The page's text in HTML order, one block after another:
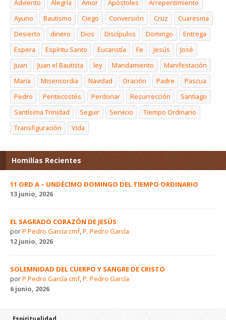
Adviento Alegría Amor Apóstoles
Arrepentimiento
Ayuno
Bautismo Ciego Conversión Cruz
Cuaresma
Desierto
dinero Dios Discípulos Domingo
Entrega
Espera
Espíritu Santo Eucaristía Fe Jesús
José
Juan
Juan el Bautista ley Mandamiento
Manifestación
María
Misericordia Navidad Oración Padre
Pascua
Pedro
Pentecostés Perdonar Resurrección
Santiago
Santísima Trinidad
Seguir Servicio
Tiempo Ordinario
Transfiguración
Vida
Homilías Recientes
11 ORD A – UNDÉCIMO DOMINGO DEL TIEMPO ORDINARIO
13 junio, 2026
EL SAGRADO CORAZÓN DE JESÚS
porP Pedro García cmf,P. Pedro García
12 junio, 2026
SOLEMNIDAD DEL CUERPO Y SANGRE DE CRISTO
porP Pedro García cmf,P. Pedro García
6 junio, 2026